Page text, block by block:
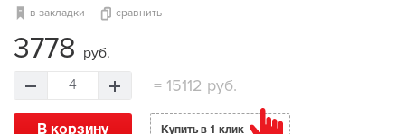
в закладки сравнить
3778 руб.
4 =15112 руб.
В корзину Купить в 1 клик